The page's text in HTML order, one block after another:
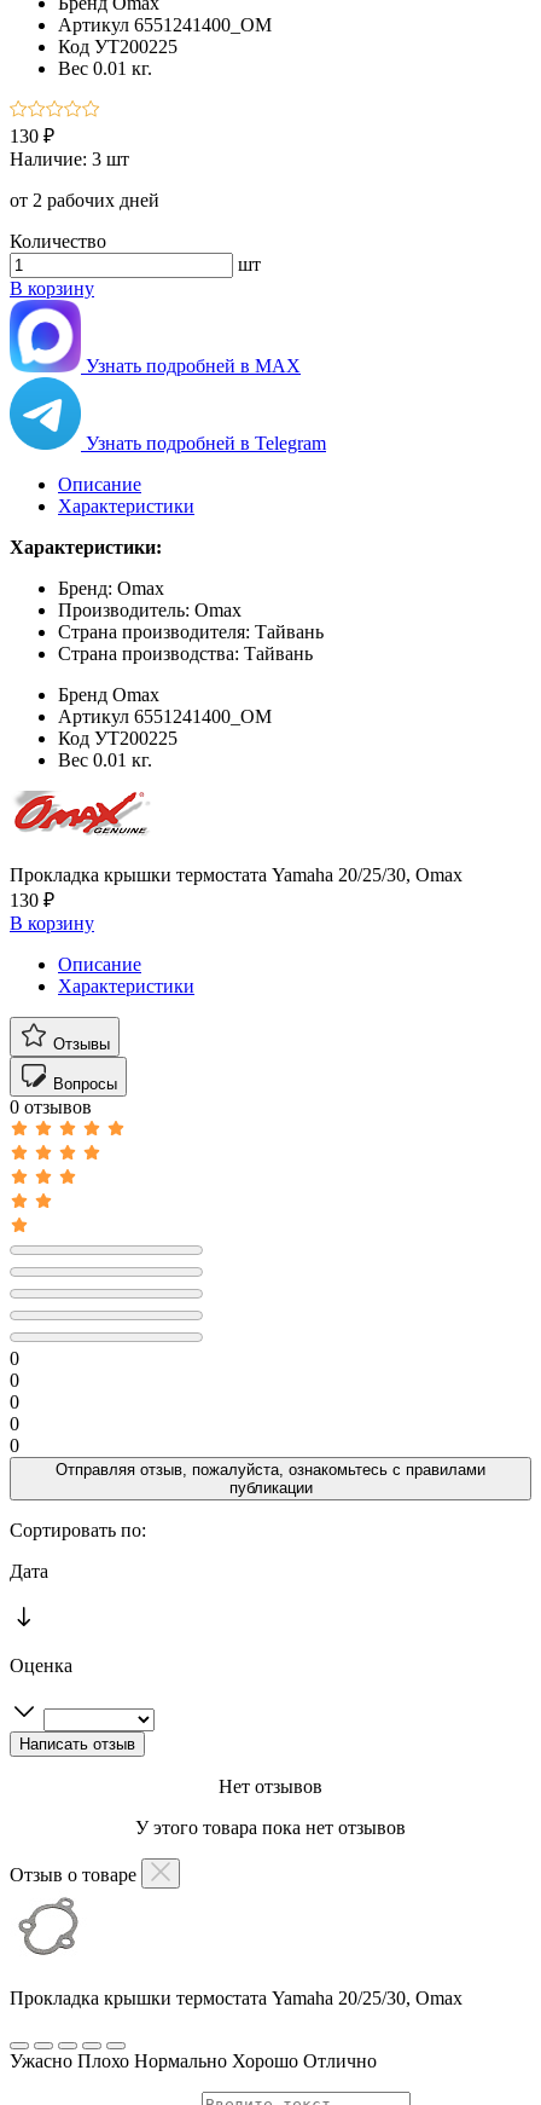
Артикул 6551241400_OM
Код УТ200225
Вес 0.01 кг.
130 ₽
Наличие: 3 шт
от 2 рабочих дней
Количество
шт
В корзину
Узнать подробней в MAX
Узнать подробней в Telegram
Описание
Характеристики
Характеристики:
Бренд: Omax
Производитель: Omax
Страна производителя: Тайвань
Страна производства: Тайвань
Бренд Omax
Артикул 6551241400_OM
Код УТ200225
Вес 0.01 кг.
Прокладка крышки термостата Yamaha 20/25/30, Omax
130 ₽
В корзину
Описание
Характеристики
Отзывы
Вопросы
0 отзывов
0
0
0
0
0
Отправляя отзыв, пожалуйста, ознакомьтесь с правилами
публикации
Сортировать по:
Дата
Оценка
Нет отзывов
У этого товара пока нет отзывов
Отзыв о товаре
Прокладка крышки термостата Yamaha 20/25/30, Omax
Ужасно Плохо Нормально Хорошо Отлично